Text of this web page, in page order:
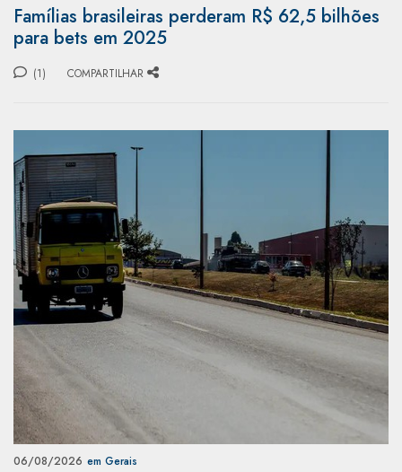
Famílias brasileiras perderam R$ 62,5 bilhões
para bets em 2025
(1) COMPARTILHAR
06/08/2026 em Gerais